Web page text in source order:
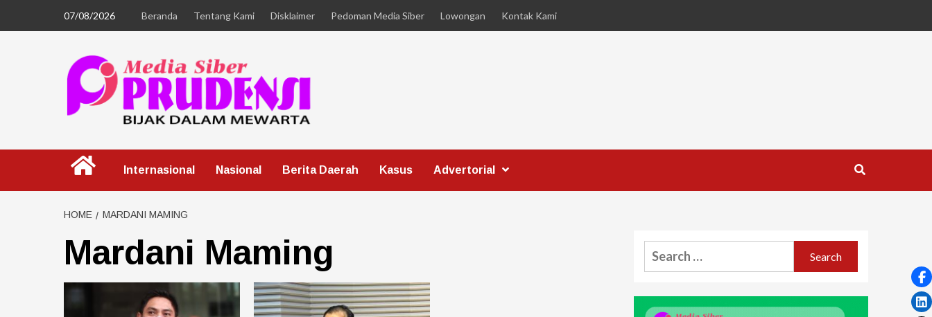
07/08/2026 Beranda Tentang Kami Disklaimer Pedoman Media Siber Lowongan Kontak Kami
Internasional Nasional Berita Daerah Kasus Advertorial
HOME MARDANI MAMING
Mardani Maming